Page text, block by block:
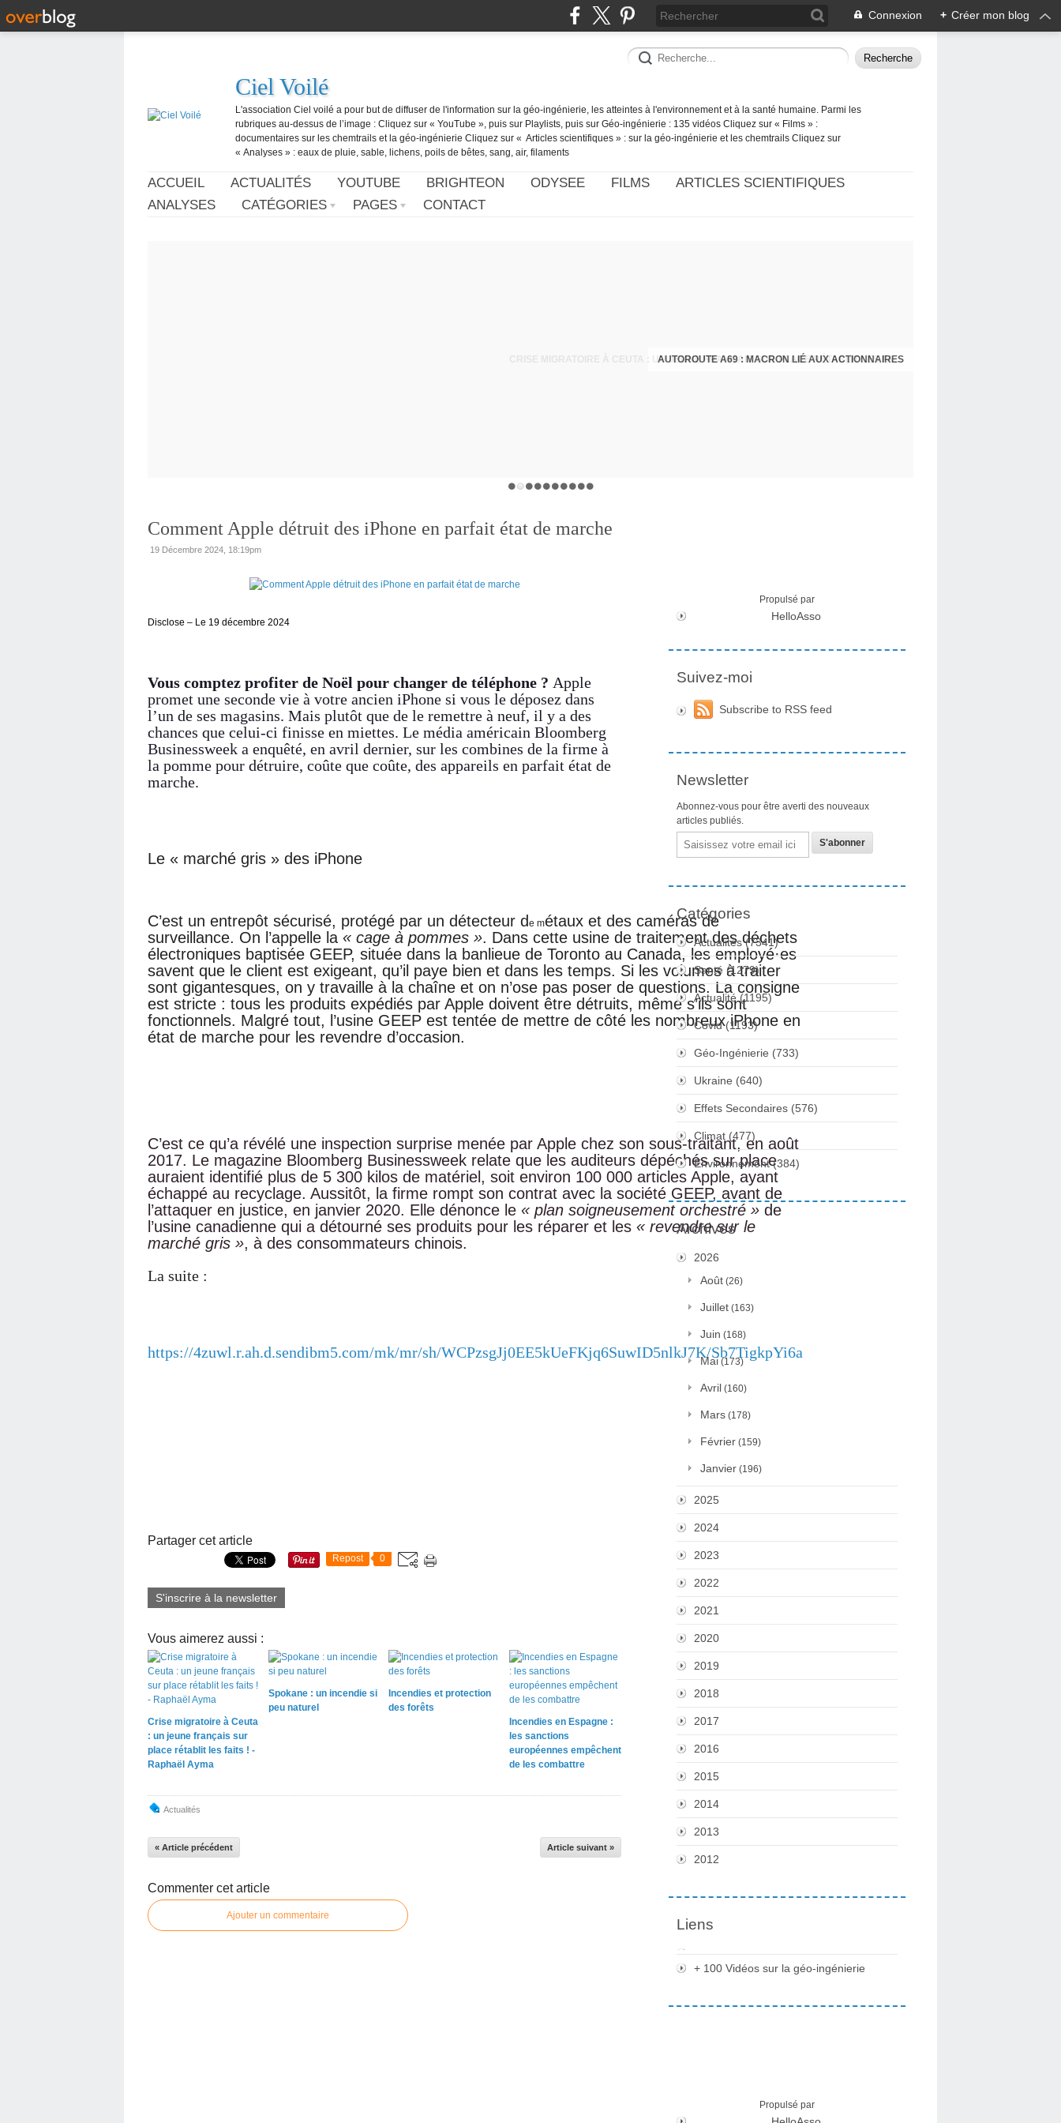
Connexion + Créer mon blog
Ciel Voilé
L'association Ciel voilé a pour but de diffuser de l'information sur la géo-ingénierie, les atteintes à l'environnement et à la santé humaine. Parmi les
rubriques au-dessus de l’image : Cliquez sur « YouTube », puis sur Playlists, puis sur Géo-ingénierie : 135 vidéos Cliquez sur « Films » :
documentaires sur les chemtrails et la géo-ingénierie Cliquez sur « Articles scientifiques » : sur la géo-ingénierie et les chemtrails Cliquez sur
« Analyses » : eaux de pluie, sable, lichens, poils de bêtes, sang, air, filaments
ACCUEIL ACTUALITÉS YOUTUBE BRIGHTEON ODYSEE FILMS
ARTICLES SCIENTIFIQUES
ANALYSES
CATÉGORIES PAGES CONTACT
AUTOROUTE A69 : MACRON LIÉ AUX ACTIONNAIRES
CRISE MIGRATOIRE À CEUTA : UN JEUNE FRANÇAIS SUR PLACE RÉTABLIT LES FAITS ! - RAPHAËL AYMA
Comment Apple détruit des iPhone en parfait état de marche
19 Décembre 2024, 18:19pm
Disclose – Le 19 décembre 2024
Vous comptez profiter de Noël pour changer de téléphone ? Apple
promet une seconde vie à votre ancien iPhone si vous le déposez dans
l’un de ses magasins. Mais plutôt que de le remettre à neuf, il y a des
chances que celui-ci finisse en miettes. Le média américain Bloomberg
Businessweek a enquêté, en avril dernier, sur les combines de la firme à
la pomme pour détruire, coûte que coûte, des appareils en parfait état de
marche.
Le « marché gris » des iPhone
C’est un entrepôt sécurisé, protégé par un détecteur d e métaux et des caméras de
surveillance. On l’appelle la « cage à pommes ». Dans cette usine de traitement des déchets
électroniques baptisée GEEP, située dans la banlieue de Toronto au Canada, les employé·es
savent que le client est exigeant, qu’il paye bien et dans les temps. Si les volumes à traiter
sont gigantesques, on y travaille à la chaîne et on n’ose pas poser de questions. La consigne
est stricte : tous les produits expédiés par Apple doivent être détruits, même s’ils sont
fonctionnels. Malgré tout, l’usine GEEP est tentée de mettre de côté les nombreux iPhone en
état de marche pour les revendre d’occasion.
C’est ce qu’a révélé une inspection surprise menée par Apple chez son sous-traitant, en août
2017. Le magazine Bloomberg Businessweek relate que les auditeurs dépéchés sur place
auraient identifié plus de 5 300 kilos de matériel, soit environ 100 000 articles Apple, ayant
échappé au recyclage. Aussitôt, la firme rompt son contrat avec la société GEEP, avant de
l’attaquer en justice, en janvier 2020. Elle dénonce le « plan soigneusement orchestré » de
l’usine canadienne qui a détourné ses produits pour les réparer et les « revendre sur le
marché gris », à des consommateurs chinois.
La suite :
https://4zuwl.r.ah.d.sendibm5.com/mk/mr/sh/WCPzsgJj0EE5kUeFKjq6SuwID5nlkJ7K/Sb7TigkpYi6a
Partager cet article
Repost 0
S'inscrire à la newsletter
Vous aimerez aussi :
Crise migratoire à Ceuta
: un jeune français sur
place rétablit les faits ! -
Raphaël Ayma
Spokane : un incendie si
peu naturel
Incendies et protection
des forêts
Incendies en Espagne :
les sanctions
européennes empêchent
de les combattre
Actualités
« Article précédent Article suivant »
Commenter cet article
Ajouter un commentaire
Propulsé par
HelloAsso
Suivez-moi
Subscribe to RSS feed
Newsletter
Abonnez-vous pour être averti des nouveaux
articles publiés.
Email
Catégories
Actualités(7341)
Santé (1279)
Actualité (1195)
Covid(1193)
Géo-Ingénierie (733)
Ukraine (640)
Effets Secondaires (576)
Climat (477)
Environnement(384)
Archives
2026
Août (26)
Juillet (163)
Juin (168)
Mai (173)
Avril (160)
Mars (178)
Février (159)
Janvier (196)
2025
2024
2023
2022
2021
2020
2019
2018
2017
2016
2015
2014
2013
2012
Liens
+ 100 Vidéos sur la géo-ingénierie
Propulsé par